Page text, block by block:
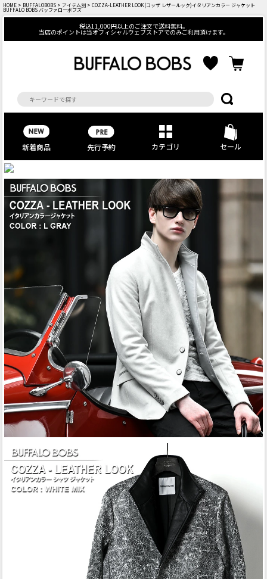
HOME > BUFFALOBOBS > アイテム別 > COZZA-LEATHER LOOK(コッザ レザールック)イタリアンカラー ジャケット
BUFFALO BOBS バッファローボブズ
税込11,000円以上のご注文で送料無料。
当店のポイントは当オフィシャルウェブストアでのみご利用頂けます。
新着商品 先行予約 カテゴリ セール